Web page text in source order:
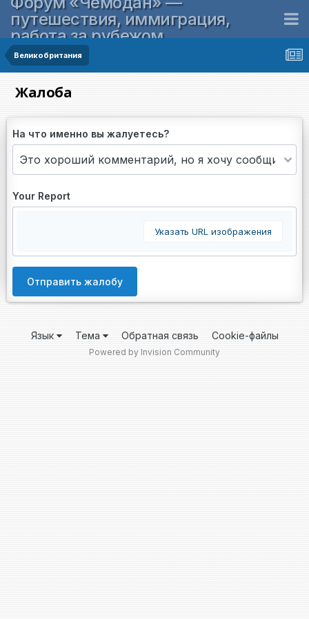
путешествия, иммиграция,
работа за рубежом
Великобритания
Жалоба
На что именно вы жалуетесь?
Your Report
Указать URL изображения
Отправить жалобу
Язык Тема Обратная связь Cookie-файлы
Powered by Invision Community